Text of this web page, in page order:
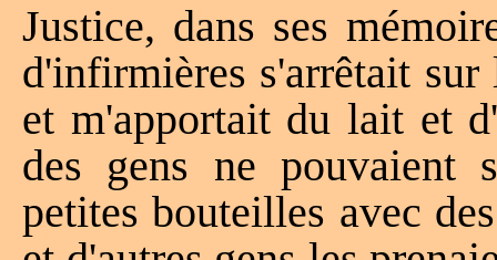
Justice, dans ses
d'infirmières s'arrêtait
et m'apportait du lait et
des gens ne pouvaient
petites bouteilles avec